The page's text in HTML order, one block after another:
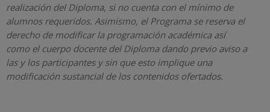
realización del Diploma, si no cuenta con el mínimo de
alumnos requeridos. Asimismo, el Programa se reserva el
derecho de modificar la programación académica así
como el cuerpo docente del Diploma dando previo aviso a
las y los participantes y sin que esto implique una
modificación sustancial de los contenidos ofertados.